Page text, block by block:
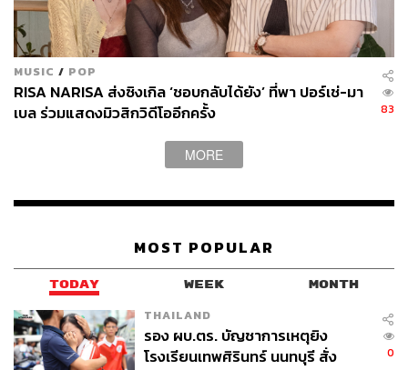
MUSIC / POP
RISA NARISA ส่งซิงเกิล ‘ชอบกลับได้ยัง’ ที่พา ปอร์เช่-มา
เบล ร่วมแสดงมิวสิกวิดีโออีกครั้ง
83
MORE
MOST POPULAR
TODAY WEEK MONTH
THAILAND
รอง ผบ.ตร. บัญชาการเหตุยิง
โรงเรียนเทพศิรินทร์ นนทบุรี สั่ง
0